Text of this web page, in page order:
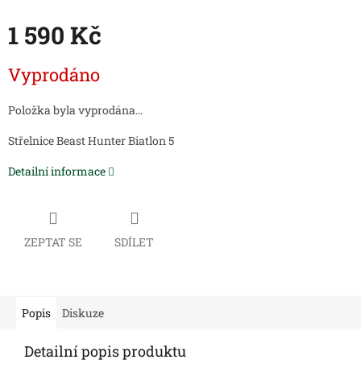
1 590 Kč
cena:
Vyprodáno
Položka byla vyprodána…
Střelnice Beast Hunter Biatlon 5
Detailní informace
ZEPTAT SE SDÍLET
Popis Diskuze
Detailní popis produktu